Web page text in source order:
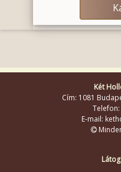
Két
Cím: 1081
E-mail: